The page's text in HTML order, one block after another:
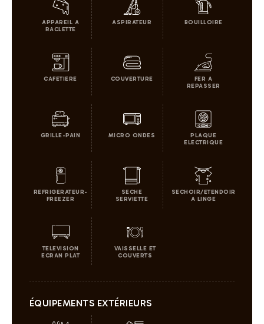
APPAREIL A
RACLETTE
ASPIRATEUR BOUILLOIRE
CAFETIERE COUVERTURE
FER A
REPASSER
GRILLE-PAIN MICRO ONDES
PLAQUE
ELECTRIQUE
REFRIGERATEUR-
FREEZER
SECHE
SERVIETTE
SECHOIR/ETENDOIR
A LINGE
TELEVISION
ECRAN PLAT
VAISSELLE ET
COUVERTS
ÉQUIPEMENTS EXTÉRIEURS